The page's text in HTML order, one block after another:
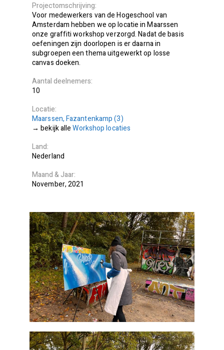
Projectomschrijving
Voor medewerkers van de Hogeschool van
Amsterdam hebben we op locatie in Maarssen
onze graffiti workshop verzorgd. Nadat de basis
oefeningen zijn doorlopen is er daarna in
subgroepen een thema uitgewerkt op losse
canvas doeken.
Aantal deelnemers
10
Locatie
Maarssen, Fazantenkamp (3)
bekijk alleWorkshop locaties
Land
Nederland
Maand
Jaar
November 2021